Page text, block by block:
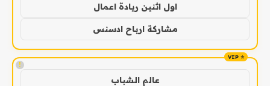
اول اثنين ريادة اعمال
مشاركة ارباح ادسنس
!
عالم الشباب